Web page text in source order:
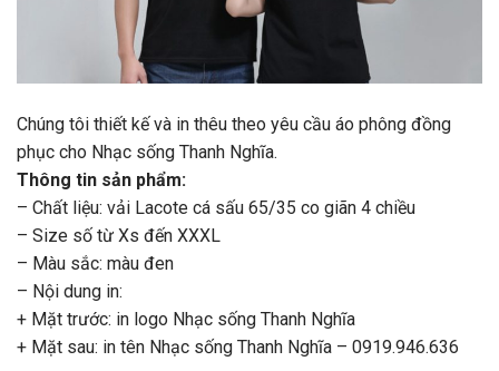
Chúng tôi thiết kế và in thêu theo yêu cầu áo phông đồng
phục cho Nhạc sống Thanh Nghĩa.
Thông tin sản phẩm:
– Chất liệu: vải Lacote cá sấu 65/35 co giãn 4 chiều
– Size số từ Xs đến XXXL
– Màu sắc: màu đen
– Nội dung in:
+ Mặt trước: in logo Nhạc sống Thanh Nghĩa
+ Mặt sau: in tên Nhạc sống Thanh Nghĩa – 0919.946.636